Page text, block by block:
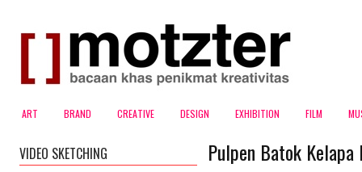
ART BRAND CREATIVE DESIGN EXHIBITION FILM
Pulpen Batok
VIDEO SKETCHING